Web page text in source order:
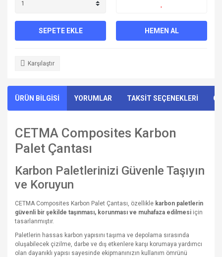
SEPETE EKLE HEMEN AL
Karşılaştır
ÜRÜN BİLGİSİ YORUMLAR TAKSİT SEÇENEKLERİ
CETMA Composites Karbon
Palet Çantası
Karbon Paletlerinizi Güvenle Taşıyın
ve Koruyun
CETMA Composites Karbon Palet Çantası, özellikle karbon paletlerin
güvenli bir şekilde taşınması, korunması ve muhafaza edilmesi için
tasarlanmıştır.
Paletlerin hassas karbon yapısını taşıma ve depolama sırasında
oluşabilecek çizilme, darbe ve dış etkenlere karşı korumaya yardımcı
olan dayanıklı yapısı sayesinde ekipmanınızın kullanım ömrünü